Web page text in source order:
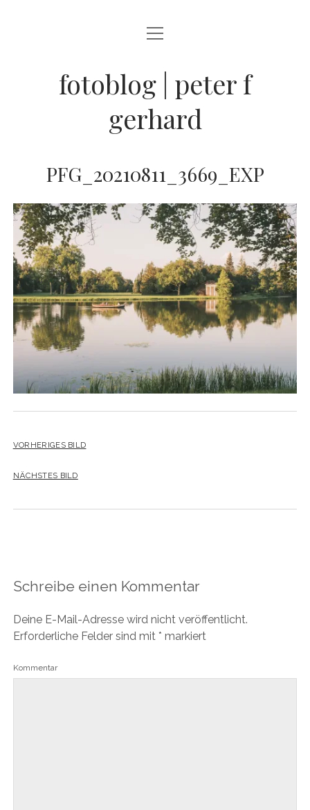
BLOG
JAZZ LIVE !
ZEN MOMENTE
WANDERLUST
INFO Menü
öffnen
DATENSCHUTZ
KONTAKT
ARCHIV
instagram
Menü
öffnen
fotoblog | peter f
gerhard
PFG_20210811_3669_EXP
VORHERIGES BILD
NÄCHSTES BILD
Schreibe einen Kommentar
Deine E-Mail-Adresse wird nicht veröffentlicht.
Erforderliche Felder sind mit * markiert
Kommentar